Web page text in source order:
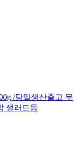
/당일생산출고 무
샐러드등